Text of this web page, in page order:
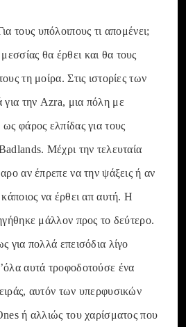
τους υπόλοιπους τι απομένει;
θα έρθει και θα τους
τη μοίρα. Στις ιστορίες των
για την Azra, μια πόλη με
φάρος ελπίδας για τους
Μέχρι την τελευταία
αν έπρεπε να την ψάξεις ή αν
κάποιος να έρθει απ αυτή. Η
μάλλον προς το δεύτερο.
για πολλά επεισόδια λίγο
αυτά τροφοδοτούσε ένα
αυτόν των υπερφυσικών
ή αλλιώς του χαρίσματος που